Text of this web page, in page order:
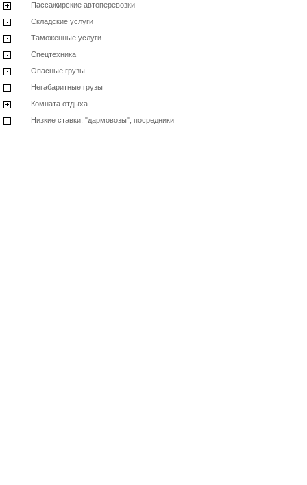
Пассажирские автоперевозки
Складские услуги
Таможенные услуги
Спецтехника
Опасные грузы
Негабаритные грузы
Комната отдыха
Низкие ставки, "дармовозы", посредники